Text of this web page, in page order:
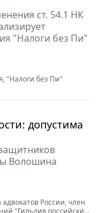
изменились
ст. 54.1 НК
"Налоги без Пи"
"Налоги без Пи"